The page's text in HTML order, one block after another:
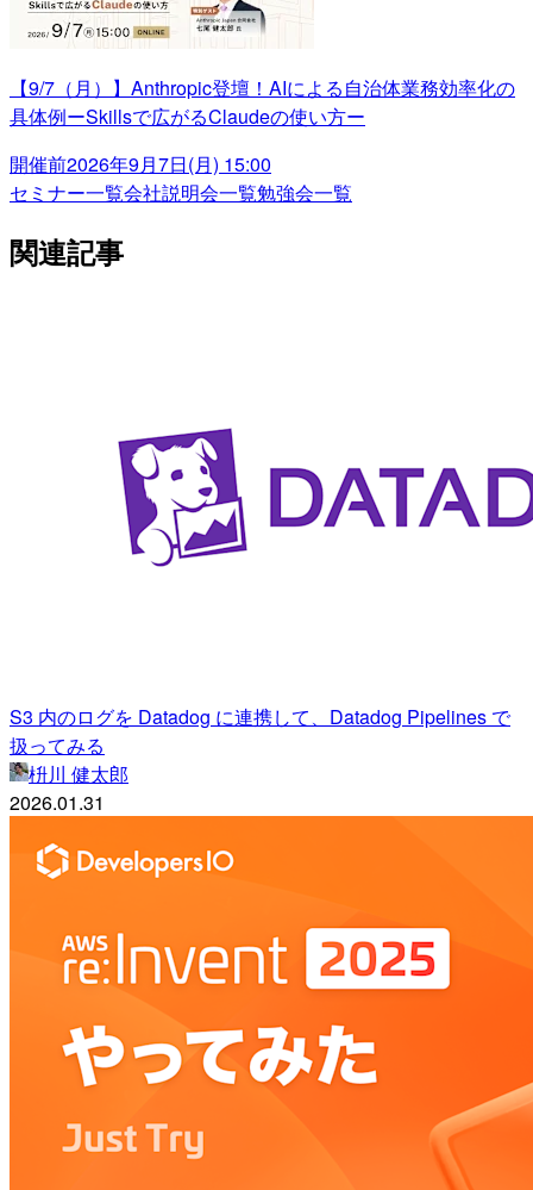
【9/7（月）】Anthropic登壇！AIによる自治体業務効率化の
具体例ーSkillsで広がるClaudeの使い方ー
開催前2026年9月7日(月) 15:00
セミナー一覧会社説明会一覧勉強会一覧
関連記事
S3 内のログを Datadog に連携して、Datadog Pipelines で
扱ってみる
枡川 健太郎
2026.01.31